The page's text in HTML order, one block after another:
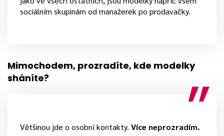
sociálním skupinám od manažerek po prodavačky.
Mimochodem, prozradíte, kde modelky
sháníte?
Většinou jde o osobní kontakty. Více neprozradím.